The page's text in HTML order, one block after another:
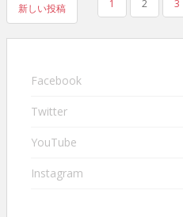
投稿ナビゲーション
新しい投稿 1 2 3
Facebook
Twitter
YouTube
Instagram